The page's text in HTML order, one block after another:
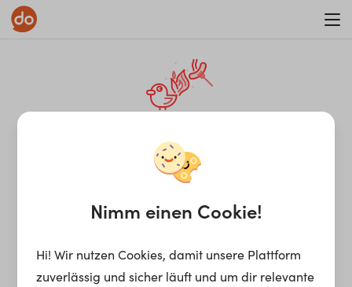
¡Ay, caramba! Seite nicht
gefunden.
Ups, die gewünschte Seite kann nicht gefunden werden.
Nimm einen Cookie!
Hi! Wir nutzen Cookies, damit unsere Plattform
zuverlässig und sicher läuft und um dir relevante